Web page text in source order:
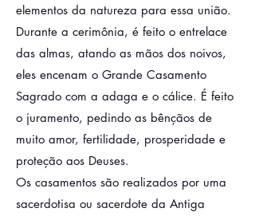
elementos da natureza para essa união.
Durante a cerimônia, é feito o entrelace
das almas, atando as mãos dos noivos,
eles encenam o Grande Casamento
Sagrado com a adaga e o cálice. É feito
o juramento, pedindo as bênçãos de
muito amor, fertilidade, prosperidade e
proteção aos Deuses.
Os casamentos são realizados por uma
sacerdotisa ou sacerdote da Antiga